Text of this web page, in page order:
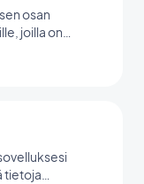
osan
joilla on
tietoja